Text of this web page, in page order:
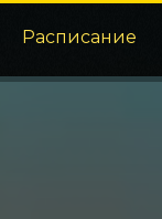
Расписание